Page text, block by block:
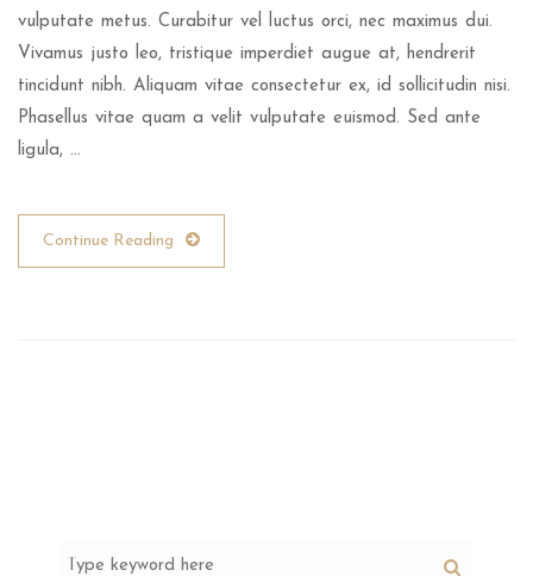
vulputate metus. Curabitur vel luctus orci, nec maximus dui.
Vivamus justo leo, tristique imperdiet augue at, hendrerit
tincidunt nibh. Aliquam vitae consectetur ex, id sollicitudin nisi.
Phasellus vitae quam a velit vulputate euismod. Sed ante
ligula, …
Continue Reading